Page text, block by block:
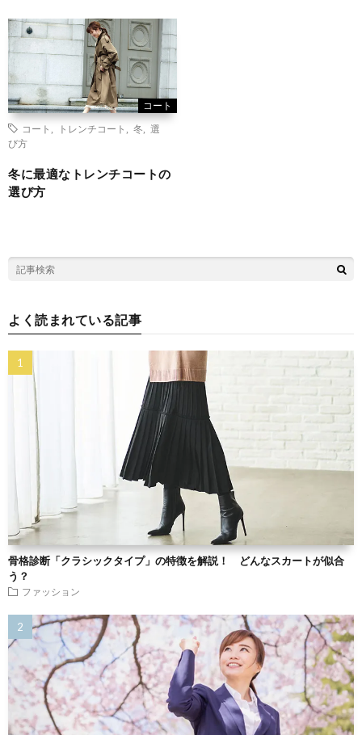
コート
コート トレンチコート 冬
選
び方
冬に最適なトレンチコートの
選び方
よく読まれている記事
骨格診断「クラシックタイプ」の特徴を解説！ どんなスカートが似合
う？
ファッション